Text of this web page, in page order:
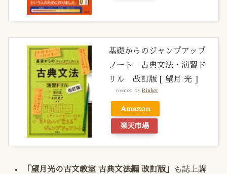
基礎からのジャンプアップ
ノート 古典文法・演習ド
リル 改訂版 [ 望月 光 ]
created by Rinker
Amazon
楽天市場
「望月光の古文教室 古典文法編 改訂版」
も誌上講